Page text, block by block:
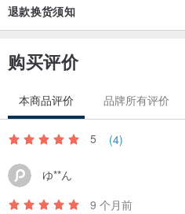
退款换货须知
购买评价
本商品评价 品牌所有评价
5 (4)
ゆ**ん
9 个月前